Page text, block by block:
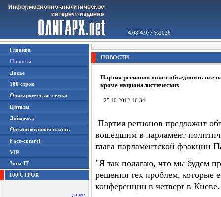
%08 %977 %2026
Главная
Новости
Досье
100 строк
Олигархические семьи
Цитаты
Дайджест
Организованная власть
Face-control
VIP
Зона IT
100 СТРОК
далее
НОВОСТИ
Партия регионов хочет объединить все
кроме националистических
25.10.2012 16:34
Партия регионов предложит
вошедшим в парламент
глава парламентской фракции
"Я так полагаю, что мы будем
решения тех проблем, которые
конференции в четверг в Киеве.